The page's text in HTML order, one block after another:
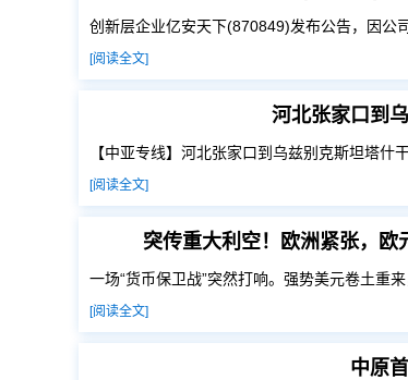
创新层企业亿安天下(870849)发布公告，因公
[阅读全文]
河北张家口到
【中亚专线】河北张家口到乌兹别克斯坦塔什
[阅读全文]
突传重大利空！欧洲紧张，
一场“货币保卫战”突然打响。强势美元卷土重
[阅读全文]
中原